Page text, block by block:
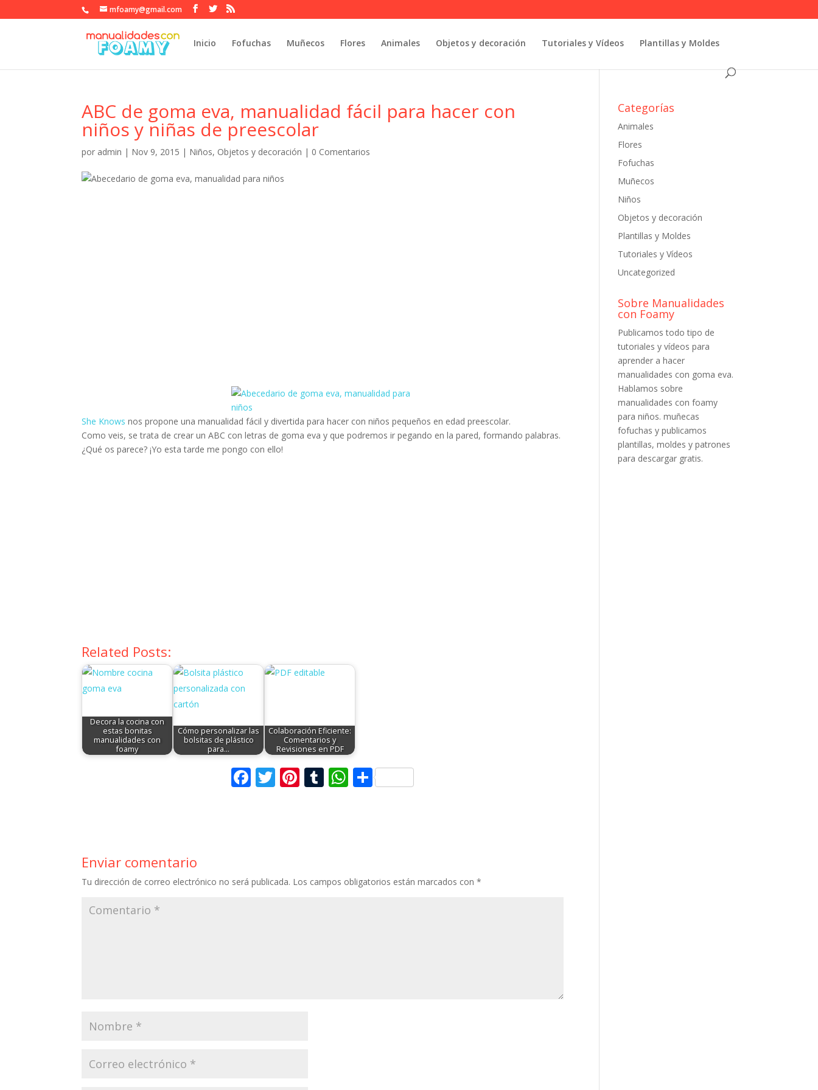
mfoamy@gmail.com
Inicio Fofuchas Muñecos Flores Animales Objetos y decoración Tutoriales y Vídeos Plantillas y Moldes
ABC de goma eva, manualidad fácil para hacer con
niños y niñas de preescolar
por admin | Nov 9, 2015 | Niños, Objetos y decoración | 0 Comentarios
She Knows nos propone una manualidad fácil y divertida para hacer con niños pequeños en edad preescolar.
Como veis, se trata de crear un ABC con letras de goma eva y que podremos ir pegando en la pared, formando palabras.
¿Qué os parece? ¡Yo esta tarde me pongo con ello!
Related Posts:
Decora la cocina con
estas bonitas
manualidades con
foamy
Cómo personalizar las
bolsitas de plástico
para…
Colaboración Eficiente:
Comentarios y
Revisiones en PDF
F
o
k
T Pi T W
p
p
C
ti
r
Enviar comentario
Tu dirección de correo electrónico no será publicada. Los campos obligatorios están marcados con*
Categorías
Animales
Flores
Fofuchas
Muñecos
Niños
Objetos y decoración
Plantillas y Moldes
Tutoriales y Vídeos
Uncategorized
Sobre Manualidades
con Foamy
Publicamos todo tipo de
tutoriales y vídeos para
aprender a hacer
manualidades con goma eva.
Hablamos sobre
manualidades con foamy
para niños. muñecas
fofuchas y publicamos
plantillas, moldes y patrones
para descargar gratis.